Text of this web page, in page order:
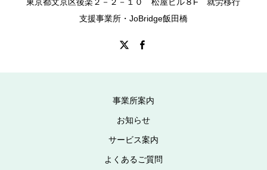
支援事業所・JoBridge飯田橋
事業所案内
お知らせ
サービス案内
よくあるご質問